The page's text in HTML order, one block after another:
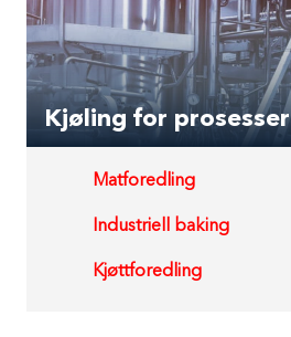
Kjøling for prosesser
Matforedling
Industriell baking
Kjøttforedling